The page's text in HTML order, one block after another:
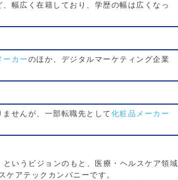
幅広く在籍しており、学歴の幅は広くなっ
ーカーのほか、デジタルマーケティング企業
せんが、一部転職先として 化粧品メーカー
いうビジョンのもと、医療・ヘルスケア領域
アテックカンパニーです。